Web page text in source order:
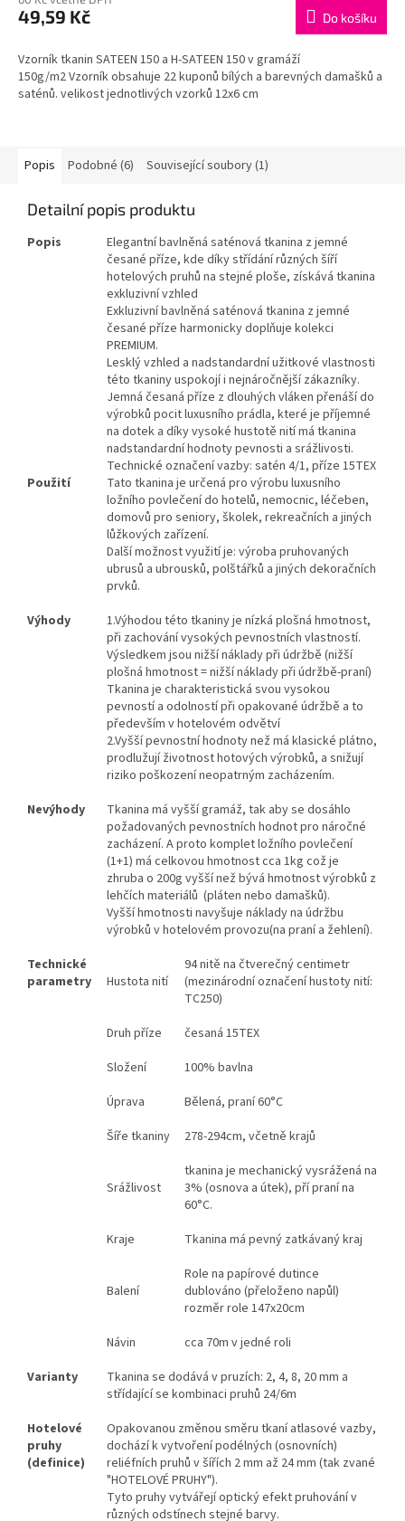
A
49,59 Kč Do košíku
Vzorník tkanin SATEEN 150 a H-SATEEN 150 v gramáží
150g/m2 Vzorník obsahuje 22 kuponů bílých a barevných damašků a
saténů. velikost jednotlivých vzorků 12x6 cm
Popis Podobné (6) Související soubory (1)
Detailní popis produktu
Popis
Elegantní bavlněná saténová tkanina z jemné
česané příze, kde díky střídání různých šíří
hotelových pruhů na stejné ploše, získává tkanina
exkluzivní vzhled
Exkluzivní bavlněná saténová tkanina z jemné
česané příze harmonicky doplňuje kolekci
PREMIUM.
Lesklý vzhled a nadstandardní užitkové vlastnosti
této tkaniny uspokojí i nejnáročnější zákazníky.
Jemná česaná příze z dlouhých vláken přenáší do
výrobků pocit luxusního prádla, které je příjemné
na dotek a díky vysoké hustotě nití má tkanina
nadstandardní hodnoty pevnosti a srážlivosti.
Technické označení vazby: satén 4/1, příze 15TEX
Použití
Tato tkanina je určená pro výrobu luxusního
ložního povlečení do hotelů, nemocnic, léčeben,
domovů pro seniory, školek, rekreačních a jiných
lůžkových zařízení.
Další možnost využití je: výroba pruhovaných
ubrusů a ubrousků, polštářků a jiných dekoračních
prvků.
Výhody
1.Výhodou této tkaniny je nízká plošná hmotnost,
při zachování vysokých pevnostních vlastností.
Výsledkem jsou nižší náklady při údržbě (nižší
plošná hmotnost = nižší náklady při údržbě-praní)
Tkanina je charakteristická svou vysokou
pevností a odolností při opakované údržbě a to
především v hotelovém odvětví
2.Vyšší pevnostní hodnoty než má klasické plátno,
prodlužují životnost hotových výrobků, a snižují
riziko poškození neopatrným zacházením.
Nevýhody
Tkanina má vyšší gramáž, tak aby se dosáhlo
požadovaných pevnostních hodnot pro náročné
zacházení. A proto komplet ložního povlečení
(1+1) má celkovou hmotnost cca 1kg což je
zhruba o 200g vyšší než bývá hmotnost výrobků z
lehčích materiálů (pláten nebo damašků).
Vyšší hmotnosti navyšuje náklady na údržbu
výrobků v hotelovém provozu(na praní a žehlení).
Technické
parametry
Hustota nití
94 nitě na čtverečný centimetr
(mezinárodní označení hustoty nití:
TC250)
Druh příze
česaná 15TEX
Složení
100% bavlna
Úprava
Bělená, praní 60°C
Šíře tkaniny
278-294cm, včetně krajů
Srážlivost
tkanina je mechanický vysrážená na
3% (osnova a útek), pří praní na
60°C.
Kraje
Tkanina má pevný zatkávaný kraj
Balení
Role na papírové dutince
dublováno (přeloženo napůl)
rozměr role 147x20cm
Návin
cca 70m v jedné roli
Varianty
Tkanina se dodává v pruzích: 2, 4, 8, 20 mm a
střídající se kombinaci pruhů 24/6m
Hotelové
pruhy
(definice)
Opakovanou změnou směru tkaní atlasové vazby,
dochází k vytvoření podélných (osnovních)
reliéfních pruhů v šířích 2 mm až 24 mm (tak zvané
"HOTELOVÉ PRUHY").
Tyto pruhy vytvářejí optický efekt pruhování v
různých odstínech stejné barvy.